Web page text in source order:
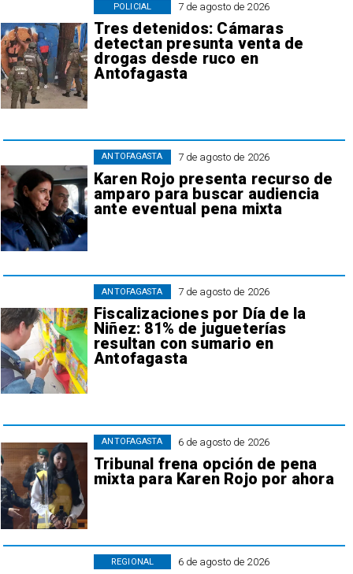
7 de agosto de 2026
Tres detenidos: Cámaras
detectan presunta venta de
drogas desde ruco en
Antofagasta
POLICIAL
7 de agosto de 2026
Karen Rojo presenta recurso de
amparo para buscar audiencia
ante eventual pena mixta
ANTOFAGASTA
7 de agosto de 2026
Fiscalizaciones por Día de la
Niñez: 81% de jugueterías
resultan con sumario en
Antofagasta
ANTOFAGASTA
6 de agosto de 2026
Tribunal frena opción de pena
mixta para Karen Rojo por ahora
ANTOFAGASTA
6 de agosto de 2026
REGIONAL